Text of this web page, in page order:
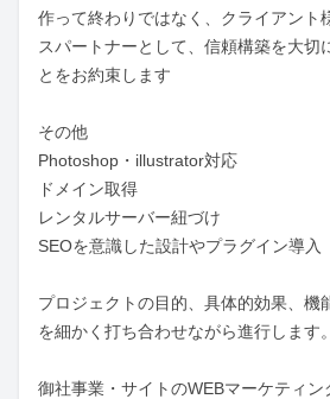
作って終わりではなく、クライアント
スパートナーとして、信頼構築を大切
とをお約束します
その他
Photoshop・illustrator対応
ドメイン取得
レンタルサーバー紐づけ
SEOを意識した設計やプラグイン導入
プロジェクトの目的、具体的効果、機
を細かく打ち合わせながら進行します。
御社事業・サイトのWEBマーケティン